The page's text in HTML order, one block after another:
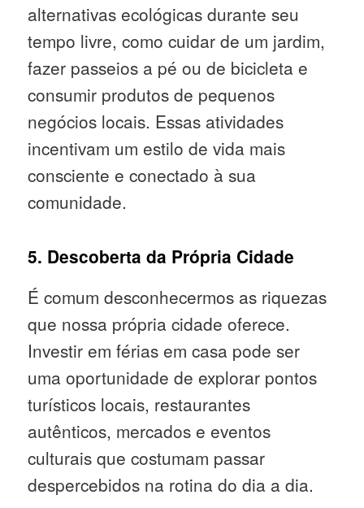
alternativas ecológicas durante seu
tempo livre, como cuidar de um jardim,
fazer passeios a pé ou de bicicleta e
consumir produtos de pequenos
negócios locais. Essas atividades
incentivam um estilo de vida mais
consciente e conectado à sua
comunidade.
5. Descoberta da Própria Cidade
É comum desconhecermos as riquezas
que nossa própria cidade oferece.
Investir em férias em casa pode ser
uma oportunidade de explorar pontos
turísticos locais, restaurantes
autênticos, mercados e eventos
culturais que costumam passar
despercebidos na rotina do dia a dia.